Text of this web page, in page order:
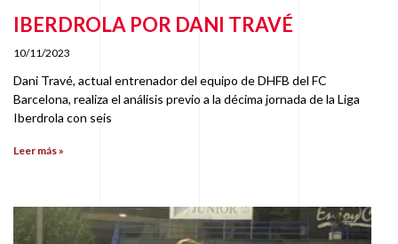
IBERDROLA POR DANI TRAVÉ
10/11/2023
Dani Travé, actual entrenador del equipo de DHFB del FC
Barcelona, realiza el análisis previo a la décima jornada de la Liga
Iberdrola con seis
Leer más »